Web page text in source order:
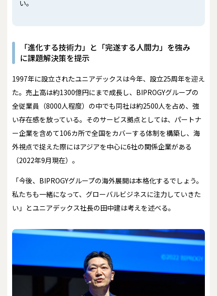
い。
「進化する技術力」と「完遂する人間力」を強み
に課題解決策を提示
1997年に設立されたユニアデックスは今年、設立25周年を迎え
た。売上高は約1300億円にまで成長し、BIPROGYグループの
全従業員（8000人程度）の中でも同社は約2500人を占め、強
い存在感を放っている。そのサービス拠点としては、パートナ
ー企業を含めて106カ所で全国をカバーする体制を構築し、海
外視点で捉えた際にはアジアを中心に6社の関係企業がある
（2022年9月現在）。
「今後、BIPROGYグループの海外展開は本格化するでしょう。
私たちも一緒になって、グローバルビジネスに注力していきた
い」とユニアデックス社長の田中建は考えを述べる。